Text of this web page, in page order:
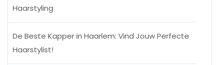
Haarstyling
De Beste Kapper in Haarlem: Vind Jouw Perfecte
Haarstylist!